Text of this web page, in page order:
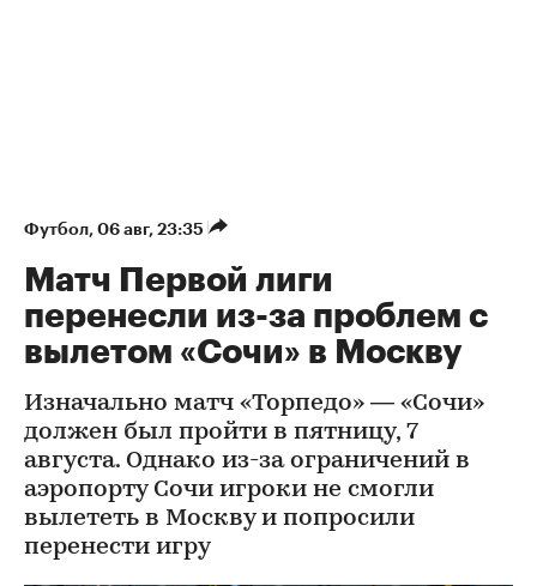
Футбол 06 авг, 23:35
Матч Первой лиги
перенесли из-за проблем с
вылетом «Сочи» в Москву
Изначально матч «Торпедо» — «Сочи»
должен был пройти в пятницу, 7
августа. Однако из-за ограничений в
аэропорту Сочи игроки не смогли
вылететь в Москву и попросили
перенести игру